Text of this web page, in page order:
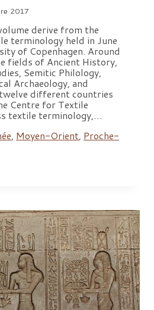
2017
derive from the
terminology held in June
of Copenhagen. Around
fields of Ancient History,
Semitic Philology,
Archaeology, and
different countries
Centre for Textile
textile terminology,…
, Moyen-Orient, Proche-